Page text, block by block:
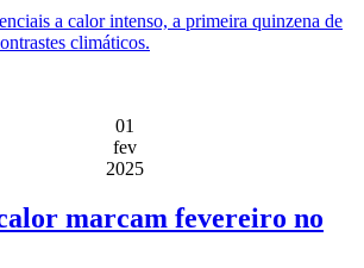
a calor intenso, a primeira quinzena de
climáticos.
01
fev
2025
marcam fevereiro no